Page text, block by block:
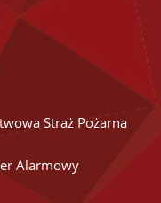
Straż Pożarna
Alarmowy